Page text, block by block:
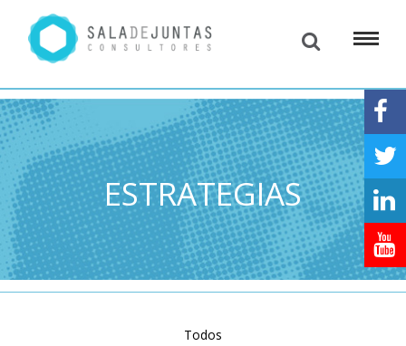
ESTRATEGIAS
Todos